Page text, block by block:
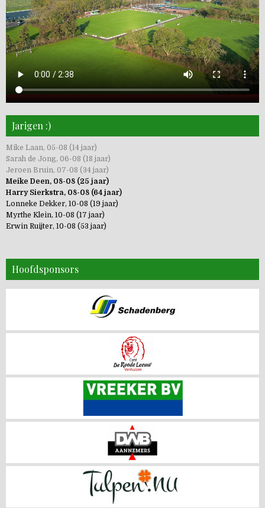
Jarigen :)
Mike Laan, 05-08 (14 jaar)
Sarah de Jong, 06-08 (18 jaar)
Jeroen Bruin, 07-08 (34 jaar)
Meike Deen, 08-08 (25 jaar)
Harry Sierkstra, 08-08 (64 jaar)
Lonneke Dekker, 10-08 (19 jaar)
Myrthe Klein, 10-08 (17 jaar)
Erwin Ruijter, 10-08 (53 jaar)
Hoofdsponsors